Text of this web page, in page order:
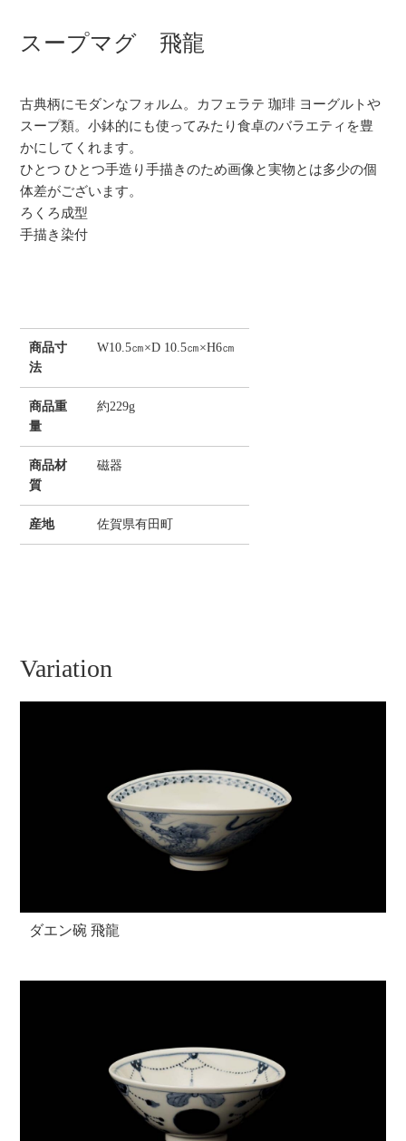
スープマグ 飛龍
古典柄にモダンなフォルム。カフェラテ 珈琲 ヨーグルトや
スープ類。小鉢的にも使ってみたり食卓のバラエティを豊
かにしてくれます。
ひとつ ひとつ手造り手描きのため画像と実物とは多少の個
体差がございます。
ろくろ成型
手描き染付
商品寸
法
W10.5㎝×D 10.5㎝×H6㎝
商品重
量
約229g
商品材
質
磁器
産地 佐賀県有田町
Variation
ダエン碗 飛龍